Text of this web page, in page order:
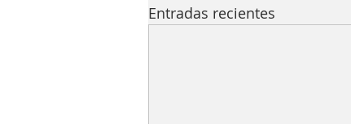
Entradas recientes